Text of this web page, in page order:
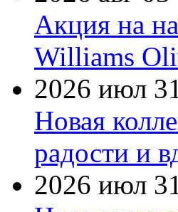
Акция на
Williams
2026 июл
Новая
радости и
2026 июл